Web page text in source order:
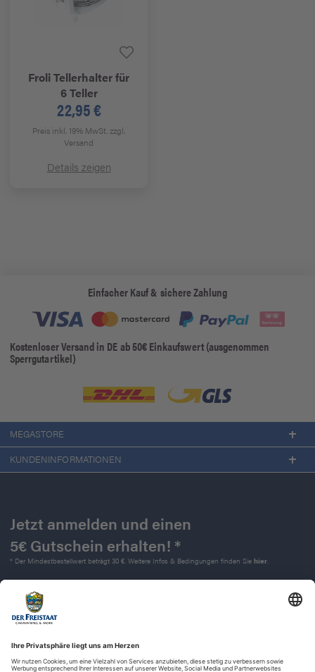
Froli Tellerhalter für
6 Teller
22,95 €
Preis inkl. 19% MwSt.zzgl.
Versand
Details zeigen
Einfacher Kauf & sichere Zahlung
Kostenloser Versand in DE ab 50€ Einkaufswert (ausgenommen
Sperrgutartikel)
MEGASTORE
KUNDENINFORMATIONEN
Jetzt anmelden und einen
5€ Gutschein erhalten! *
* Der Mindestbestellwert beträgt 30 €. Weitere Infos & Bedingungen finden Sie hier